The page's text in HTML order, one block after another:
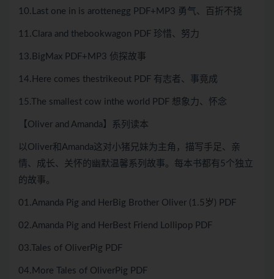
10.Last one in is arottenegg PDF+MP3 勇气、百折不挠
11.Clara and thebookwagon PDF 珍惜、努力
13.BigMax PDF+MP3 侦探故事
14.Here comes thestrikeout PDF 有志者、事竟成
15.The smallest cow inthe world PDF 想象力、怀念
【Oliver and Amanda】系列读本
以Oliver和Amanda这对小猪兄妹为主角，描写手足、亲
情、成长、关怀的幽默温馨系列故事。每本书都有5个独立
的故事。
01.Amanda Pig and HerBig Brother Oliver (1.5岁) PDF
02.Amanda Pig and HerBest Friend Lollipop PDF
03.Tales of OliverPig PDF
04.More Tales of OliverPig PDF